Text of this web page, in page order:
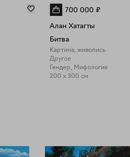
700 000 ₽
Алан Хатагты
Битва
Картина, живопись
Другое
Гендер, Мифология
200 x 300 см